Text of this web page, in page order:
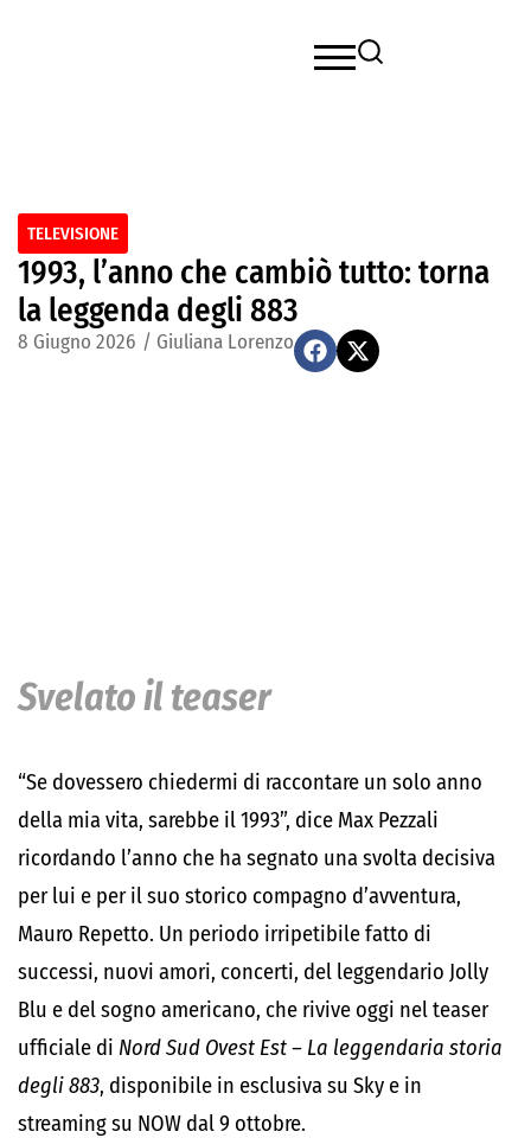
TELEVISIONE
1993, l’anno che cambiò tutto: torna
la leggenda degli 883
8 Giugno 2026 / Giuliana Lorenzo
Svelato il teaser
“Se dovessero chiedermi di raccontare un solo anno
della mia vita, sarebbe il 1993”, dice Max Pezzali
ricordando l’anno che ha segnato una svolta decisiva
per lui e per il suo storico compagno d’avventura,
Mauro Repetto. Un periodo irripetibile fatto di
successi, nuovi amori, concerti, del leggendario Jolly
Blu e del sogno americano, che rivive oggi nel teaser
ufficiale di Nord Sud Ovest Est – La leggendaria storia
degli 883, disponibile in esclusiva su Sky e in
streaming su NOW dal 9 ottobre.